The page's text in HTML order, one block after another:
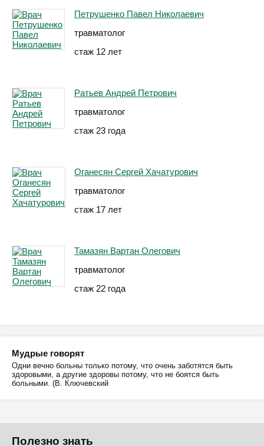
Петрушенко Павел Николаевич
травматолог
стаж 12 лет
Ратьев Андрей Петрович
травматолог
стаж 23 года
Оганесян Сергей Хачатурович
травматолог
стаж 17 лет
Тамазян Вартан Олегович
травматолог
стаж 22 года
Мудрые говорят
Одни вечно больны только потому, что очень заботятся быть
здоровыми, а другие здоровы потому, что не боятся быть
больными. (В. Ключевский
Полезно знать